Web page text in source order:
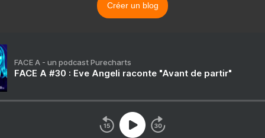
Créer un blog
FACE A - un podcast Purecharts
FACE A #30 : Eve Angeli raconte "Avant de partir"